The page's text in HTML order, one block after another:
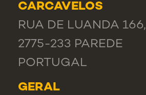
CARCAVELOS
RUA DE LUANDA 166,
2775-233 PAREDE
PORTUGAL
GERAL